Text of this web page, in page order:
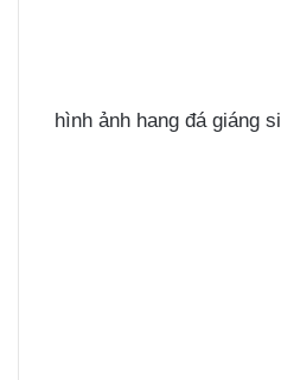
hình ảnh hang đá giáng